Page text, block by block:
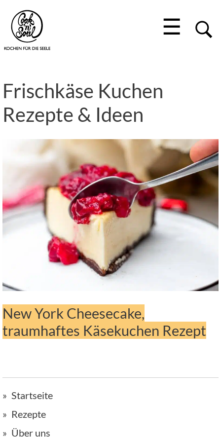
☰
Frischkäse Kuchen
Rezepte & Ideen
New York Cheesecake,
traumhaftes Käsekuchen Rezept
Startseite
Rezepte
Über uns